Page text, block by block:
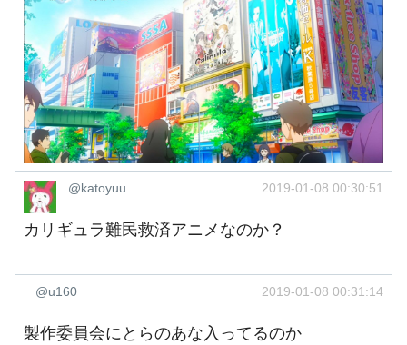
@katoyuu 2019-01-08 00:30:51
カリギュラ難民救済アニメなのか？
@u160 2019-01-08 00:31:14
製作委員会にとらのあな入ってるのか